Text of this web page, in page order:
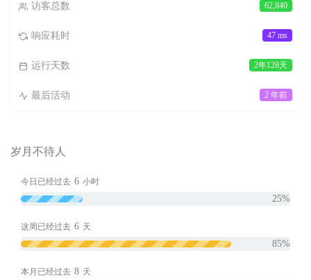
62,840
访客总数
47 ms
响应耗时
2年128天
运行天数
2 年前
最后活动
岁月不待人
今日已经过去 6 小时
25%
这周已经过去 6 天
85%
本月已经过去 8 天